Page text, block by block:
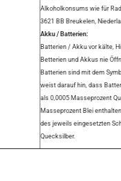
Alkoholkonsums wie für
3621 BB Breukelen,
Akku / Batterien:
Batterien / Akku vor kälte,
Betterien und Akkus nie
Batterien sind mit dem
weist darauf hin, dass
als 0,0005 Masseprozent
Masseprozent Blei
des jeweils eingesetzten
Quecksilber.